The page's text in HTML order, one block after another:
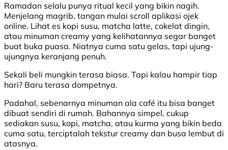
Ramadan selalu punya ritual kecil yang bikin nagih.
Menjelang magrib, tangan mulai scroll aplikasi ojek
online. Lihat es kopi susu, matcha latte, cokelat dingin,
atau minuman creamy yang kelihatannya segar banget
buat buka puasa. Niatnya cuma satu gelas, tapi ujung-
ujungnya keranjang penuh.
Sekali beli mungkin terasa biasa. Tapi kalau hampir tiap
hari? Baru terasa dompetnya.
Padahal, sebenarnya minuman ala café itu bisa banget
dibuat sendiri di rumah. Bahannya simpel, cukup
sediakan susu, kopi, matcha, atau kurma yang bikin beda
cuma satu, terciptalah tekstur creamy dan busa lembut di
atasnya.